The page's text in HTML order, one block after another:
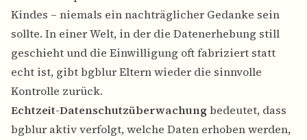
Kindes – niemals ein nachträglicher Gedanke sein
sollte. In einer Welt, in der die Datenerhebung still
geschieht und die Einwilligung oft fabriziert statt
echt ist, gibt bgblur Eltern wieder die sinnvolle
Kontrolle zurück.
Echtzeit-Datenschutzüberwachungbedeutet, dass
bgblur aktiv verfolgt, welche Daten erhoben werden,